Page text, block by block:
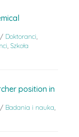
/ Doktoranci,
, Szkoła
position in
/ Badania i nauka,